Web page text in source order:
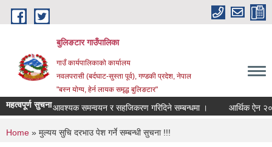
Skip to main content
बुलिङटार गाउँपालिका
गाउँ कार्यपालिकाको कार्यालय
नवलपरासी (बर्दघाट-सुस्ता पूर्व), गण्डकी प्रदेश, नेपाल
"बस्न योग्य, हेर्न लायक समृद्ध बुलिङटार"
महत्वपूर्ण सुचनाआवश्यक समन्वयन र सहजिकरण गरिदिने सम्बन्धमा । आर्थिक ऐन
You are here
Home » मुल्यय सुचि दरभाउ पेश गर्ने सम्बन्धी सुचना !!!